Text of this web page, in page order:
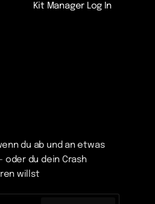
Kit Manager Log In
du ab und an etwas
oder du dein Crash
willst